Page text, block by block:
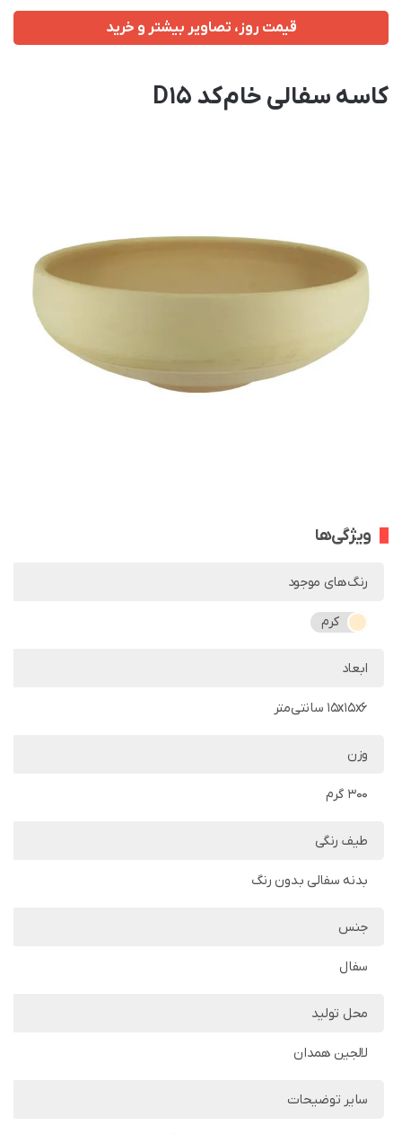
قیمت روز، تصاویر بیشتر و خرید
کاسه سفالی خام کد D15
ویژگی‌ها
رنگ‌های موجود
کرم
ابعاد
15x15x6 سانتی‌متر
وزن
300 گرم
طیف رنگی
بدنه سفالی بدون رنگ
جنس
سفال
محل تولید
لالجین همدان
سایر توضیحات